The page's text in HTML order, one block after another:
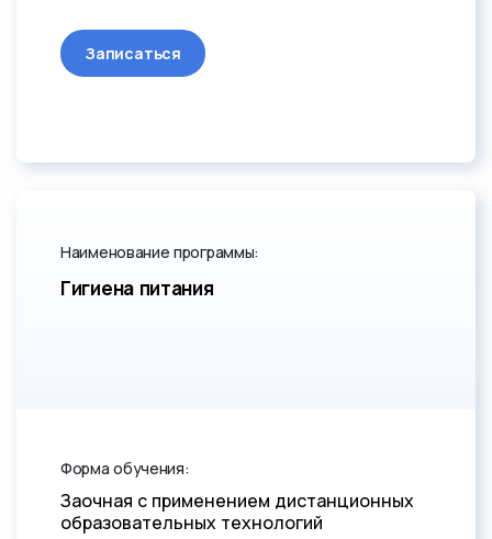
Записаться
Наименование программы:
Гигиена питания
Форма обучения:
Заочная с применением дистанционных
образовательных технологий